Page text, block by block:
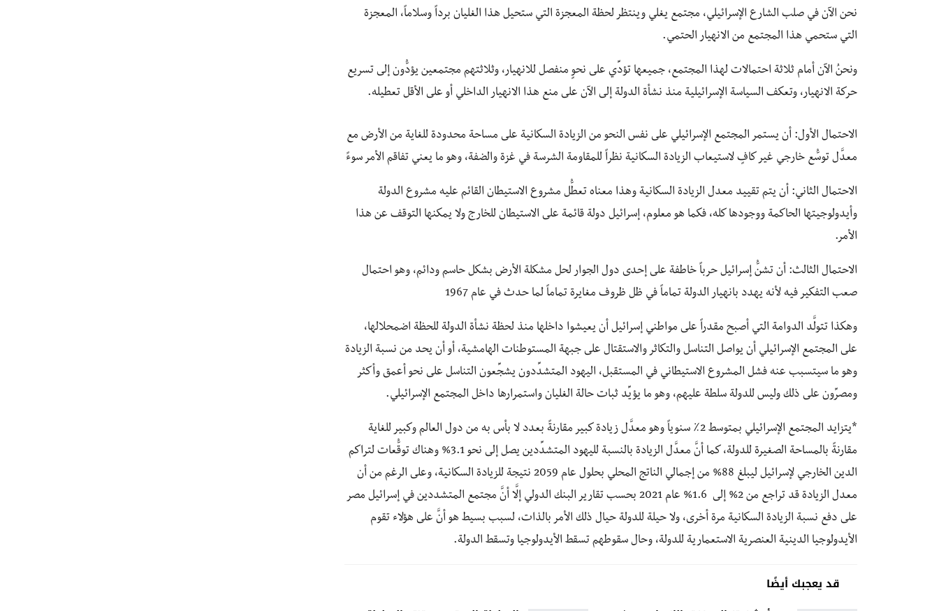
نحن الآن في صلب الشارع الإسرائيلي، مجتمع يغلي وينتظر لحظة المعجزة التي ستحيل هذا الغليان برداً وسلاماً، المعجزة
التي ستحمي هذا المجتمع من الانهيار الحتمي.
ونحنُ الآن أمام ثلاثة احتمالات لهذا المجتمع، جميعها تؤدِّي على نحوٍ منفصل للانهيار، وثلاثتهم مجتمعين يؤدُّون إلى تسريع
حركة الانهيار، وتعكف السياسة الإسرائيلية منذ نشأة الدولة إلى الآن على منع هذا الانهيار الداخلي أو على الأقل تعطيله.
الاحتمال الأول: أن يستمر المجتمع الإسرائيلي على نفس النحو من الزيادة السكانية على مساحة محدودة للغاية من الأرض مع
معدَّل توسُّع خارجي غير كافٍ لاستيعاب الزيادة السكانية نظراً للمقاومة الشرسة في غزة والضفة، وهو ما يعني تفاقم الأمر سوءً
الاحتمال الثاني: أن يتم تقييد معدل الزيادة السكانية وهذا معناه تعطُّل مشروع الاستيطان القائم عليه مشروع الدولة
وأيدولوجيتها الحاكمة ووجودها كله، فكما هو معلوم، إسرائيل دولة قائمة على الاستيطان للخارج ولا يمكنها التوقف عن هذا
الأمر.
الاحتمال الثالث: أن تشنُّ إسرائيل حرباً خاطفة على إحدى دول الجوار لحل مشكلة الأرض بشكل حاسم ودائم، وهو احتمال
صعب التفكير فيه لأنه يهدد بانهيار الدولة تماماً في ظل ظروف مغايرة تماماً لما حدث في عام 1967
وهكذا تتولَّد الدوامة التي أصبح مقدراً على مواطني إسرائيل أن يعيشوا داخلها منذ لحظة نشأة الدولة للحظة اضمحلالها،
على المجتمع الإسرائيلي أن يواصل التناسل والتكاثر والاستقتال على جبهة المستوطنات الهامشية، أو أن يحد من نسبة الزيادة
وهو ما سيتسبب عنه فشل المشروع الاستيطاني في المستقبل، اليهود المتشدِّدون يشجِّعون التناسل على نحو أعمق وأكثر
ومصرِّون على ذلك وليس للدولة سلطة عليهم، وهو ما يؤيِّد ثبات حالة الغليان واستمرارها داخل المجتمع الإسرائيلي.
*يتزايد المجتمع الإسرائيلي بمتوسط 2٪ سنوياً وهو معدَّل زيادة كبير مقارنةً بعدد لا بأس به من دول العالم وكبير للغاية
مقارنةً بالمساحة الصغيرة للدولة، كما أنَّ معدَّل الزيادة بالنسبة لليهود المتشدِّدين يصل إلى نحو 3.1% وهناك توقُّعات لتراكم
الدين الخارجي لإسرائيل ليبلغ 88% من إجمالي الناتج المحلي بحلول عام 2059 نتيجة للزيادة السكانية، وعلى الرغم من أن
معدل الزيادة قد تراجع من 2% إلى 1.6% عام 2021 بحسب تقارير البنك الدولي إلَّا أنَّ مجتمع المتشددين في إسرائيل مصر
على دفع نسبة الزيادة السكانية مرة أخرى، ولا حيلة للدولة حيال ذلك الأمر بالذات، لسبب بسيط هو أنَّ على هؤلاء تقوم
الأيدولوجيا الدينية العنصرية الاستعمارية للدولة، وحال سقوطهم تسقط الأيدولوجيا وتسقط الدولة.
قد يعجبك أيضًا